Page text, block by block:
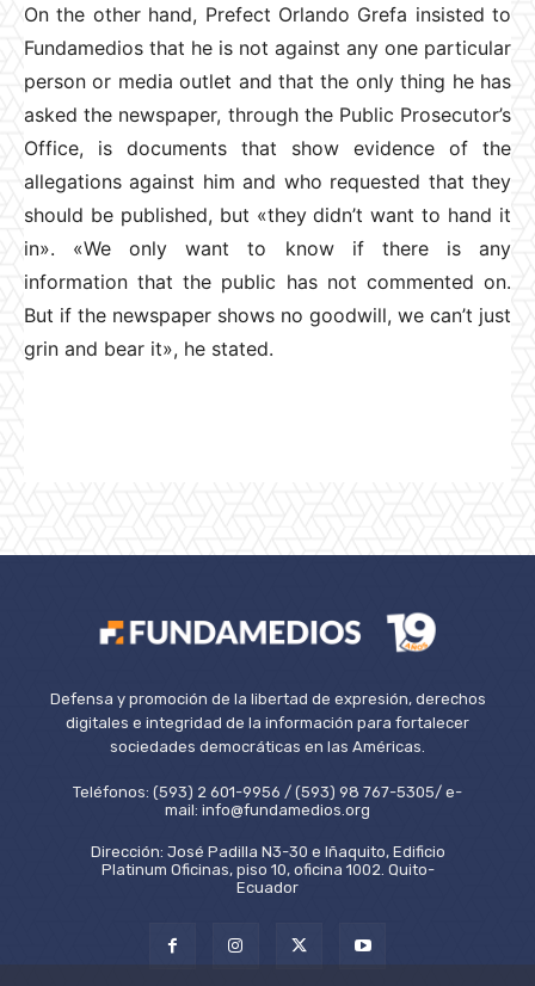
On the other hand, Prefect Orlando Grefa insisted to
Fundamedios that he is not against any one particular
person or media outlet and that the only thing he has
asked the newspaper, through the Public Prosecutor’s
Office, is documents that show evidence of the
allegations against him and who requested that they
should be published, but «they didn’t want to hand it
in». «We only want to know if there is any
information that the public has not commented on.
But if the newspaper shows no goodwill, we can’t just
grin and bear it», he stated.
Defensa y promoción de la libertad de expresión, derechos
digitales e integridad de la información para fortalecer
sociedades democráticas en las Américas.
Teléfonos: (593) 2 601-9956 / (593) 98 767-5305/ e-
mail: info@fundamedios.org
Dirección: José Padilla N3-30 e Iñaquito, Edificio
Platinum Oficinas, piso 10, oficina 1002. Quito-
Ecuador